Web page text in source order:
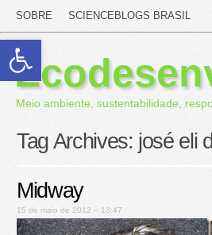
Abrir a barra de
SOBRE SCIENCEBLOGS BRASIL
Meio ambiente, sustentabilidade,
Tag Archives: josé eli
Midway
15 de maio de 2012 – 13:47